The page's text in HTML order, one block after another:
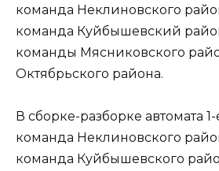
команда Неклиновского
команда Куйбышевский
команды Мясниковского
Октябрьского района.
В сборке-разборке автомата
команда Неклиновского
команда Куйбышевского